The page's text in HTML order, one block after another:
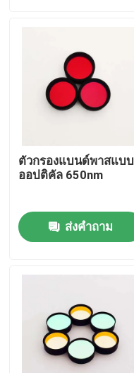
เกี่ยวกับเรา
ติดต่อเรา
ขออ้าง
เครื่องกรองแผงไฟฟ้า
ฟลูเรสเซนซ์ แบนด์ปา
ตัวกรองแบนด์พาสแบบ
ออปติคัล 650nm
ส่งคำถาม